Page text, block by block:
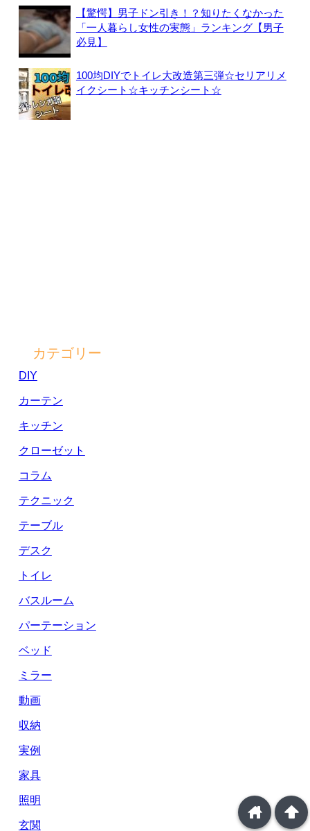
【驚愕】男子ドン引き！？知りたくなかった
「一人暮らし女性の実態」ランキング【男子
必見】
100均DIYでトイレ大改造第三弾☆セリアリメ
イクシート☆キッチンシート☆
カテゴリー
DIY
カーテン
キッチン
クローゼット
コラム
テクニック
テーブル
デスク
トイレ
バスルーム
パーテーション
ベッド
ミラー
動画
収納
実例
家具
照明
玄関
arrowup
home